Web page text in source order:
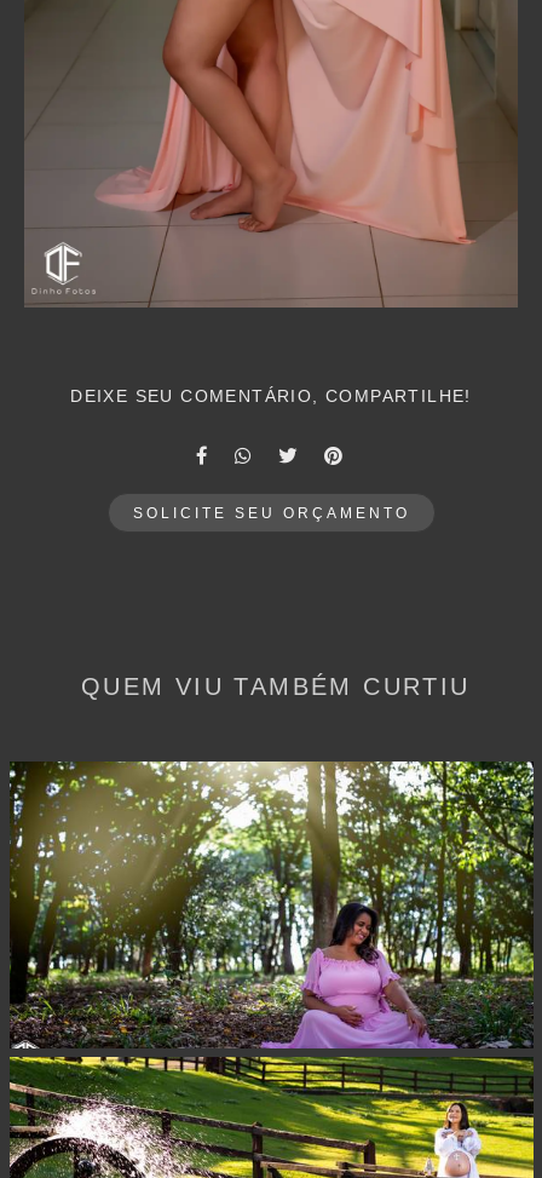
DEIXE SEU COMENTÁRIO, COMPARTILHE!
SOLICITE SEU ORÇAMENTO
QUEM VIU TAMBÉM CURTIU